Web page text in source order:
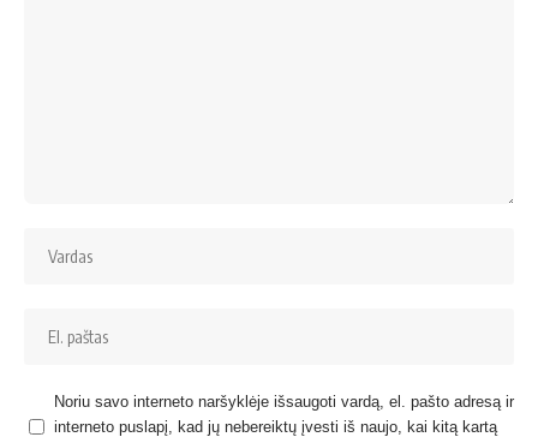
Noriu savo interneto naršyklėje išsaugoti vardą, el. pašto adresą ir
interneto puslapį, kad jų nebereiktų įvesti iš naujo, kai kitą kartą